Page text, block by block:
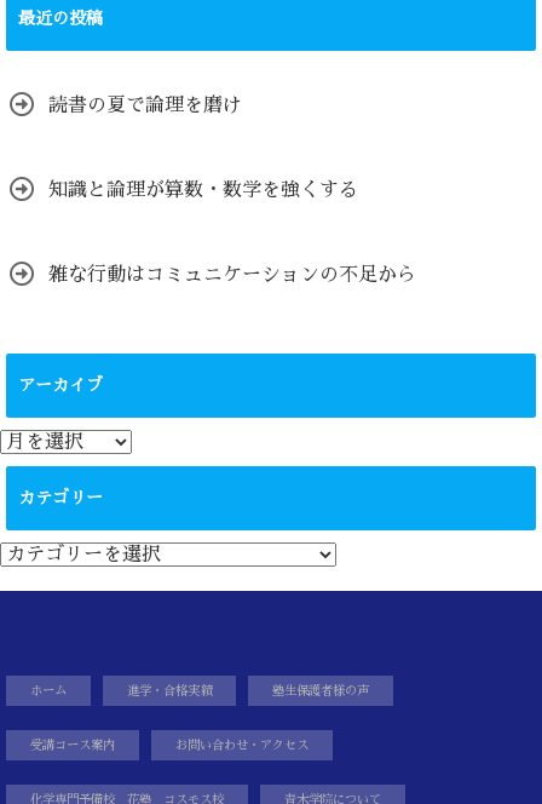
最近の投稿
読書の夏で論理を磨け
知識と論理が算数・数学を強くする
雑な行動はコミュニケーションの不足から
アーカイブ
ア
ー
カテゴリー
カ
テ
ゴ
ホーム 進学・合格実績 塾生保護者様の声
受講コース案内 お問い合わせ・アクセス
化学専門予備校 花塾 コスモス校 青木学院について